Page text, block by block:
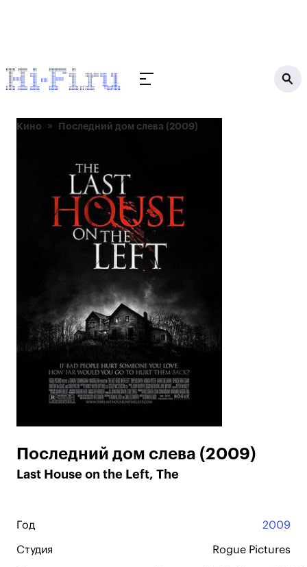
Кино Последний дом слева (2009)
Последний дом слева (2009)
Last House on the Left, The
Год 2009
Студия Rogue Pictures